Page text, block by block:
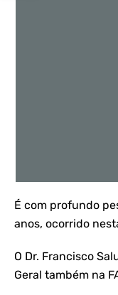
É com profundo
anos, ocorrido
O Dr. Francisco
Geral também na